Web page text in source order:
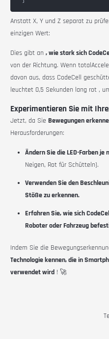
Anstatt X, Y und Z separat zu
einzigen Wert:
Dies gibt an, wie stark sich
von der Richtung. Wenn
davon aus, dass CodeCell
leuchtet 0,5 Sekunden lang rot ,
Experimentieren Sie mit
Jetzt, da Sie Bewegungen
Herausforderungen:
Ändern Sie die LED-Farben je
Neigen, Rot für Schütteln).
Verwenden Sie den
Stöße zu erkennen.
Erfahren Sie, wie sich
Roboter oder Fahrzeug
Indem Sie die
Technologie kennen, die in
verwendet wird ! 🚀